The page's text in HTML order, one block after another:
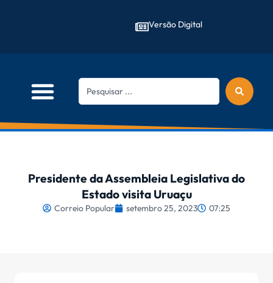
Versão Digital
Presidente da Assembleia Legislativa do
Estado visita Uruaçu
Correio Popular setembro 25, 2023 07:25